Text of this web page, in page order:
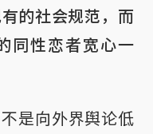
的社会规范，而
同性恋者宽心一
是向外界舆论低